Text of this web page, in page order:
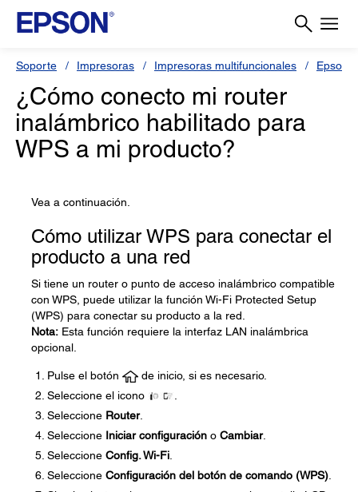
Soporte Impresoras Impresoras multifuncionales Epson
¿Cómo conecto mi router
inalámbrico habilitado para
WPS a mi producto?
Vea a continuación.
Cómo utilizar WPS para conectar el
producto a una red
Si tiene un router o punto de acceso inalámbrico compatible
con WPS, puede utilizar la función Wi-Fi Protected Setup
(WPS) para conectar su producto a la red.
Nota: Esta función requiere la interfaz LAN inalámbrica
opcional.
Pulse el botón
de inicio, si es necesario.
Seleccione el icono
Seleccione Router.
Seleccione Iniciar configuración o Cambiar.
Seleccione Config. Wi-Fi
Seleccione Configuración del botón de comando (WPS)